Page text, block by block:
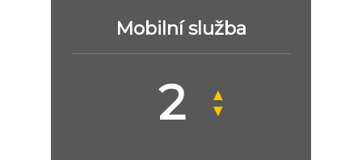
Mobilní služba
▲
▼